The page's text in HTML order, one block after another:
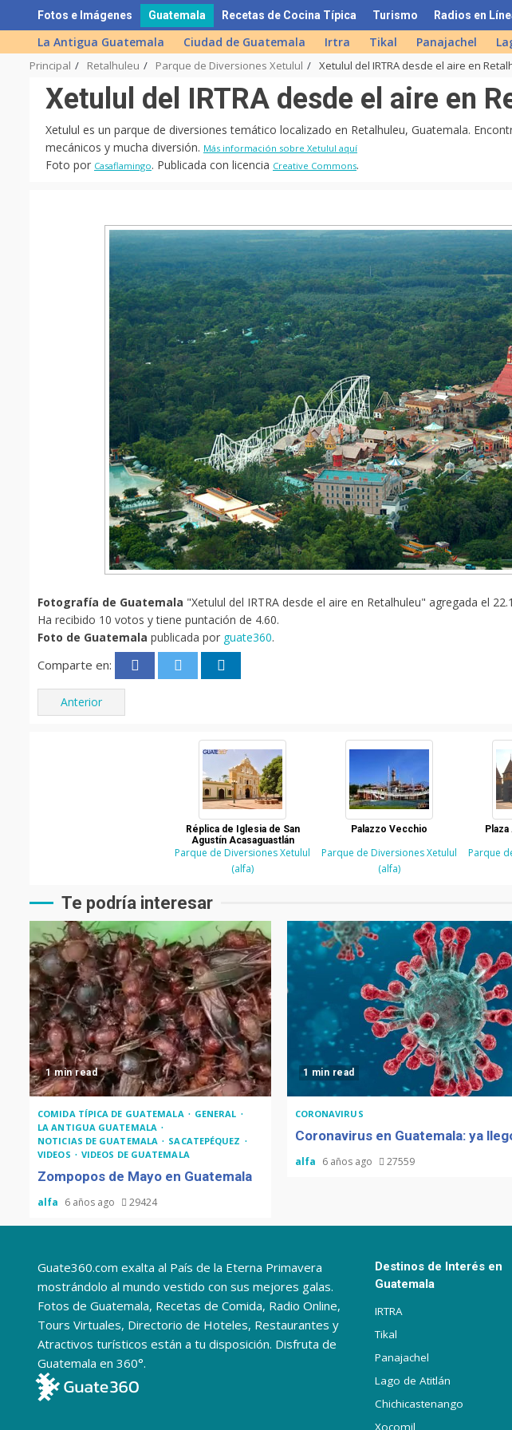
to
content
Fotos e Imágenes Guatemala Recetas de Cocina Típica Turismo Radios en
La Antigua Guatemala Ciudad de Guatemala Irtra Tikal Panajachel
Principal Retalhuleu Parque de Diversiones Xetulul Xetulul del IRTRA desde el aire en
Xetulul del IRTRA desde el aire en
Xetulul es un parque de diversiones temático localizado en Retalhuleu, Guatemala.
mecánicos y mucha diversión. Más información sobre Xetulul aquí
Foto por Casaflamingo. Publicada con licencia Creative Commons.
Fotografía de Guatemala "Xetulul del IRTRA desde el aire en Retalhuleu" agregada el
Ha recibido 10 votos y tiene puntación de 4.60.
Foto de Guatemala publicada por guate360.
Comparte en:
Anterior
Réplica de Iglesia de San
Agustín Acasaguastlán
Parque de Diversiones Xetulul
(alfa)
Palazzo Vecchio
Parque de Diversiones Xetulul
(alfa)
Parque
Te podría interesar
1 min read
COMIDA TÍPICA DE GUATEMALA
GENERAL
LA ANTIGUA GUATEMALA
NOTICIAS DE GUATEMALA
SACATEPÉQUEZ
VIDEOS
VIDEOS DE GUATEMALA
Zompopos de Mayo en Guatemala
alfa 6 años ago 29424
1 min read
CORONAVIRUS
Coronavirus en Guatemala: ya
alfa 6 años ago 27559
Guate360.com exalta al País de la Eterna Primavera
mostrándolo al mundo vestido con sus mejores galas.
Fotos de Guatemala, Recetas de Comida, Radio Online,
Tours Virtuales, Directorio de Hoteles, Restaurantes y
Atractivos turísticos están a tu disposición. Disfruta de
Guatemala en 360°.
Destinos de Interés en
Guatemala
IRTRA
Tikal
Panajachel
Lago de Atitlán
Chichicastenango
Xocomil